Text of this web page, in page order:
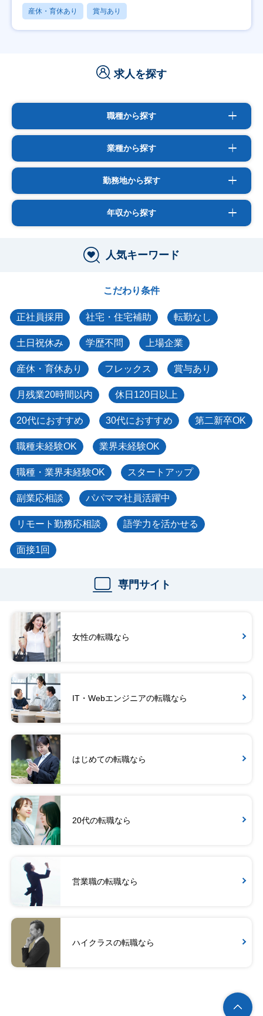
産休・育休あり 賞与あり
求人を探す
職種から探す
業種から探す
勤務地から探す
年収から探す
人気キーワード
こだわり条件
正社員採用 社宅・住宅補助 転勤なし
土日祝休み 学歴不問 上場企業
産休・育休あり フレックス 賞与あり
月残業20時間以内 休日120日以上
20代におすすめ 30代におすすめ 第二新卒OK
職種未経験OK 業界未経験OK
職種・業界未経験OK スタートアップ
副業応相談 パパママ社員活躍中
リモート勤務応相談 語学力を活かせる
面接1回
専門サイト
女性の転職なら
IT・Webエンジニアの転職なら
はじめての転職なら
20代の転職なら
営業職の転職なら
ハイクラスの転職なら